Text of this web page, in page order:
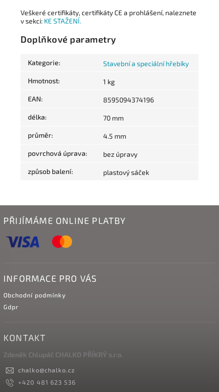
Veškeré certifikáty, certifikáty CE a prohlášení, naleznete
v sekci: KE STAŽENÍ.
Doplňkové parametry
Kategorie: Stavební a speciální hřebíky
Hmotnost: 1 kg
EAN: 8595094374196
délka: 70 mm
průměr: 4.5 mm
povrchová úprava: bez úpravy
způsob balení: plastový sáček
PŘIJÍMÁME ONLINE PLATBY
INFORMACE PRO VÁS
Obchodní podmínky
Gdpr
KONTAKT
Zdeněk Chlupáč CHALKO PŘÍKRÝ s.r.o.
chalko@chalko.cz
+420 481 623 536